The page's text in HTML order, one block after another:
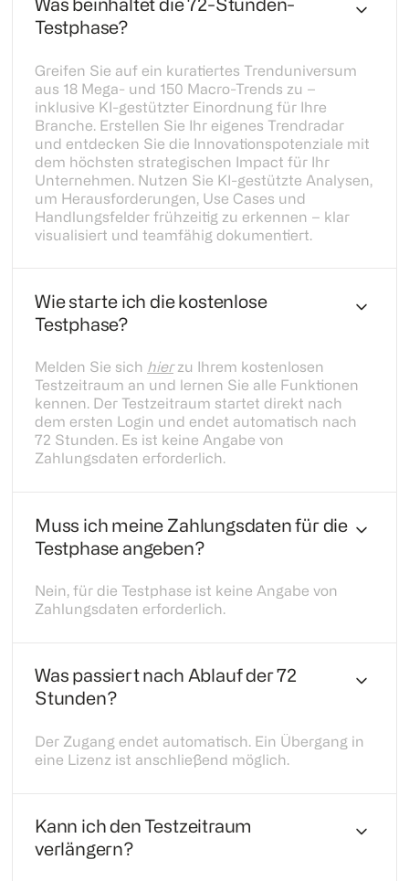
Was beinhaltet die 72-Stunden-
Testphase?
Greifen Sie auf ein kuratiertes Trenduniversum
aus 18 Mega- und 150 Macro-Trends zu –
inklusive KI-gestützter Einordnung für Ihre
Branche. Erstellen Sie Ihr eigenes Trendradar
und entdecken Sie die Innovationspotenziale mit
dem höchsten strategischen Impact für Ihr
Unternehmen. Nutzen Sie KI-gestützte Analysen,
um Herausforderungen, Use Cases und
Handlungsfelder frühzeitig zu erkennen – klar
visualisiert und teamfähig dokumentiert.
Wie starte ich die kostenlose
Testphase?
Melden Sie sich hierzu Ihrem kostenlosen
Testzeitraum an und lernen Sie alle Funktionen
kennen. Der Testzeitraum startet direkt nach
dem ersten Login und endet automatisch nach
72 Stunden. Es ist keine Angabe von
Zahlungsdaten erforderlich.
Muss ich meine Zahlungsdaten für die
Testphase angeben?
Nein, für die Testphase ist keine Angabe von
Zahlungsdaten erforderlich.
Was passiert nach Ablauf der 72
Stunden?
Der Zugang endet automatisch. Ein Übergang in
eine Lizenz ist anschließend möglich.
Kann ich den Testzeitraum
verlängern?